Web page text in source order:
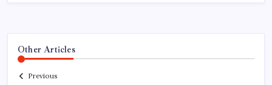
Other Articles
Previous